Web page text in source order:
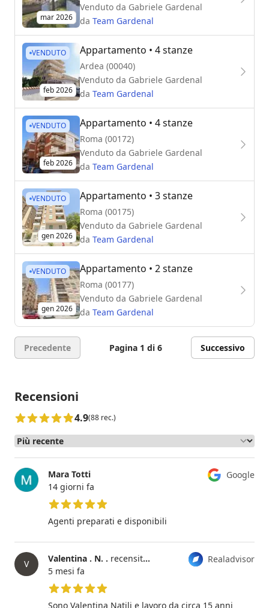
mar 2026
Venduto da Gabriele Gardenal
da Team Gardenal
VENDUTO
feb 2026
Appartamento • 4 stanze
Ardea (00040)
Venduto da Gabriele Gardenal
da Team Gardenal
VENDUTO
feb 2026
Appartamento • 4 stanze
Roma (00172)
Venduto da Gabriele Gardenal
da Team Gardenal
VENDUTO
gen 2026
Appartamento • 3 stanze
Roma (00175)
Venduto da Gabriele Gardenal
da Team Gardenal
VENDUTO
gen 2026
Appartamento • 2 stanze
Roma (00177)
Venduto da Gabriele Gardenal
da Team Gardenal
Precedente Pagina 1 di 6 Successivo
Recensioni
4.9(88 rec.)
Google
Mara Totti
14 giorni fa
5 su 5 stelle
Agenti preparati e disponibili
V Realadvisor
Valentina . N. . recensito
Gabriele Gardenal
5 mesi fa
5 su 5 stelle
Sono Valentina Natili e lavoro da circa 15 anni